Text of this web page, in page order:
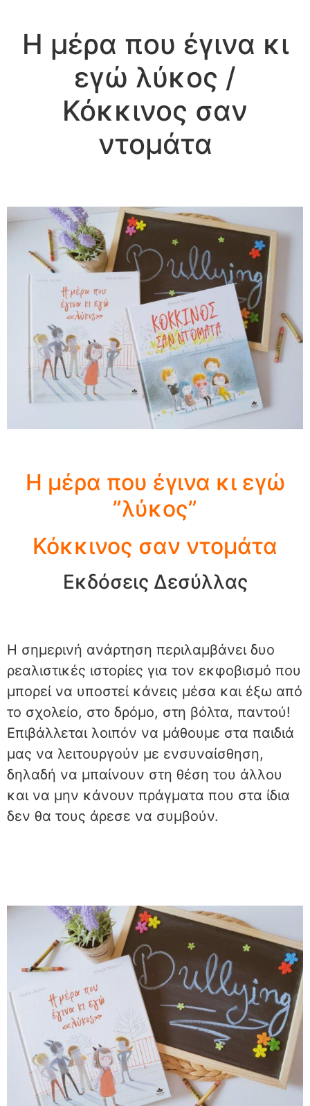
Η μέρα που έγινα κι
εγώ λύκος /
Κόκκινος σαν
ντομάτα
Η μέρα που έγινα κι εγώ
”λύκος”
Κόκκινος σαν ντομάτα
Εκδόσεις Δεσύλλας
Η σημερινή ανάρτηση περιλαμβάνει δυο
ρεαλιστικές ιστορίες για τον εκφοβισμό που
μπορεί να υποστεί κάνεις μέσα και έξω από
το σχολείο, στο δρόμο, στη βόλτα, παντού!
Επιβάλλεται λοιπόν να μάθουμε στα παιδιά
μας να λειτουργούν με ενσυναίσθηση,
δηλαδή να μπαίνουν στη θέση του άλλου
και να μην κάνουν πράγματα που στα ίδια
δεν θα τους άρεσε να συμβούν.